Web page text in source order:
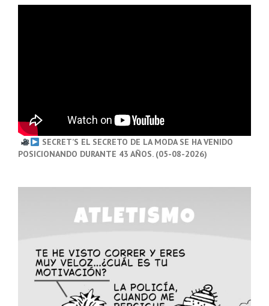
SECRET’S EL SECRETO DE LA MODA SE HA VENIDO
POSICIONANDO DURANTE 43 AÑOS. (05-08-2026)